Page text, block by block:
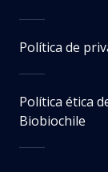
Política de
Política ética
Biobiochile